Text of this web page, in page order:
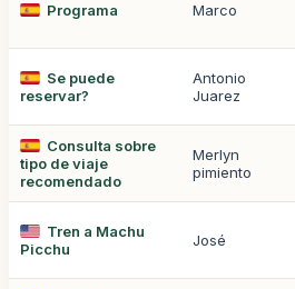
Programa Marco
Se puede
reservar?
Antonio
Juarez
Consulta sobre
tipo de viaje
recomendado
Merlyn
pimiento
Tren a Machu
Picchu
José